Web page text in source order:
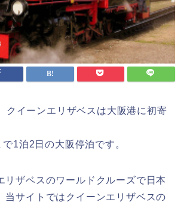
クイーンエリザベスは大阪港に初寄
1泊2日の大阪停泊です。
リザベスのワールドクルーズで日本
当サイトではクイーンエリザベスの